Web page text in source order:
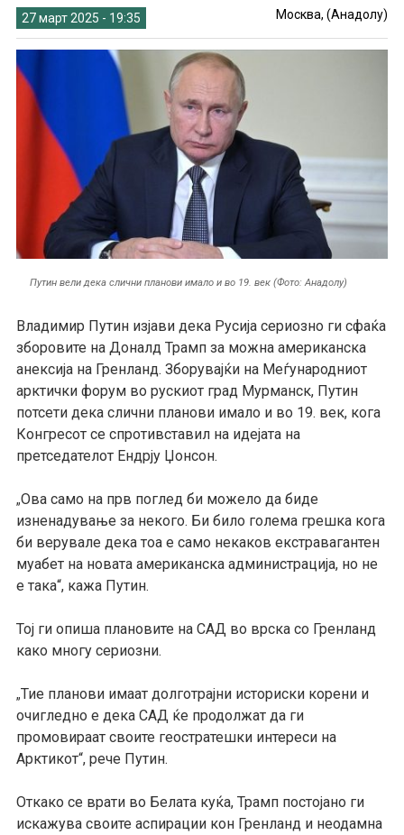
27 март 2025 - 19:35 Москва, (Анадолу)
Путин вели дека слични планови имало и во 19. век (Фото: Анадолу)
Владимир Путин изјави дека Русија сериозно ги сфаќа
зборовите на Доналд Трамп за можна американска
анексија на Гренланд. Зборувајќи на Меѓународниот
арктички форум во рускиот град Мурманск, Путин
потсети дека слични планови имало и во 19. век, кога
Конгресот се спротивставил на идејата на
претседателот Ендрју Џонсон.
„Ова само на прв поглед би можело да биде
изненадување за некого. Би било голема грешка кога
би верувале дека тоа е само некаков екстравагантен
муабет на новата американска администрација, но не
е така“, кажа Путин.
Тој ги опиша плановите на САД во врска со Гренланд
како многу сериозни.
„Тие планови имаат долготрајни историски корени и
очигледно е дека САД ќе продолжат да ги
промовираат своите геостратешки интереси на
Арктикот“, рече Путин.
Откако се врати во Белата куќа, Трамп постојано ги
искажува своите аспирации кон Гренланд и неодамна